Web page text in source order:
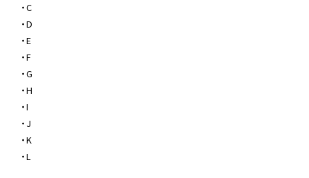
・C
・D
・E
・F
・G
・H
・I
・J
・K
・L